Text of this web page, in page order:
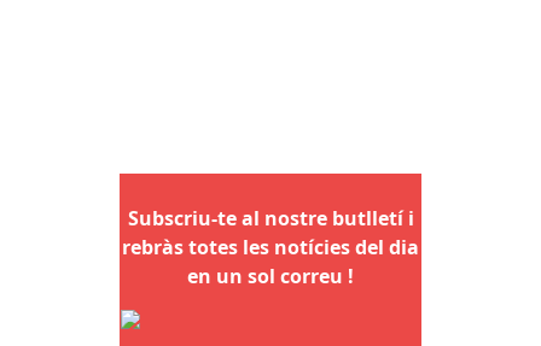
Subscriu-te al nostre butlletí i
rebràs totes les notícies del dia
en un sol correu !